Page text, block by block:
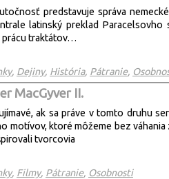
predstavuje správa
latinský preklad
prácu traktátov…
, Dejiny, História, Pátranie,
MacGyver II.
ak sa práve v tomto druhu
motívov, ktoré môžeme bez
tvorcovia
, Filmy, Pátranie, Osobnosti